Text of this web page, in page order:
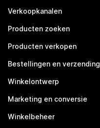
Verkoopkanalen
Producten zoeken
Producten verkopen
Bestellingen en verzending
Winkelontwerp
Marketing en conversie
Winkelbeheer